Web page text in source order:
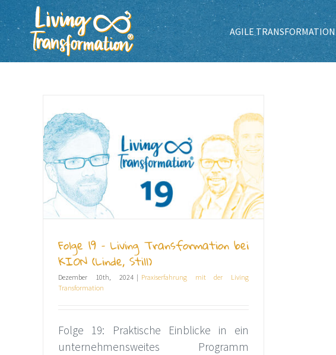
Zum
Inhalt
springen
AGILE TRANSFORMATION
Folge 19 – Living Transformation bei
KION (Linde, Still)
Dezember 10th, 2024 | Praxiserfahrung mit der Living
Transformation
Folge 19: Praktische Einblicke in ein
unternehmensweites Programm